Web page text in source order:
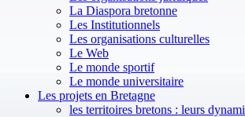
La Diaspora bretonne
Les Institutionnels
Les organisations culturelles
Le Web
Le monde sportif
Le monde universitaire
Les projets en Bretagne
les territoires bretons : leurs